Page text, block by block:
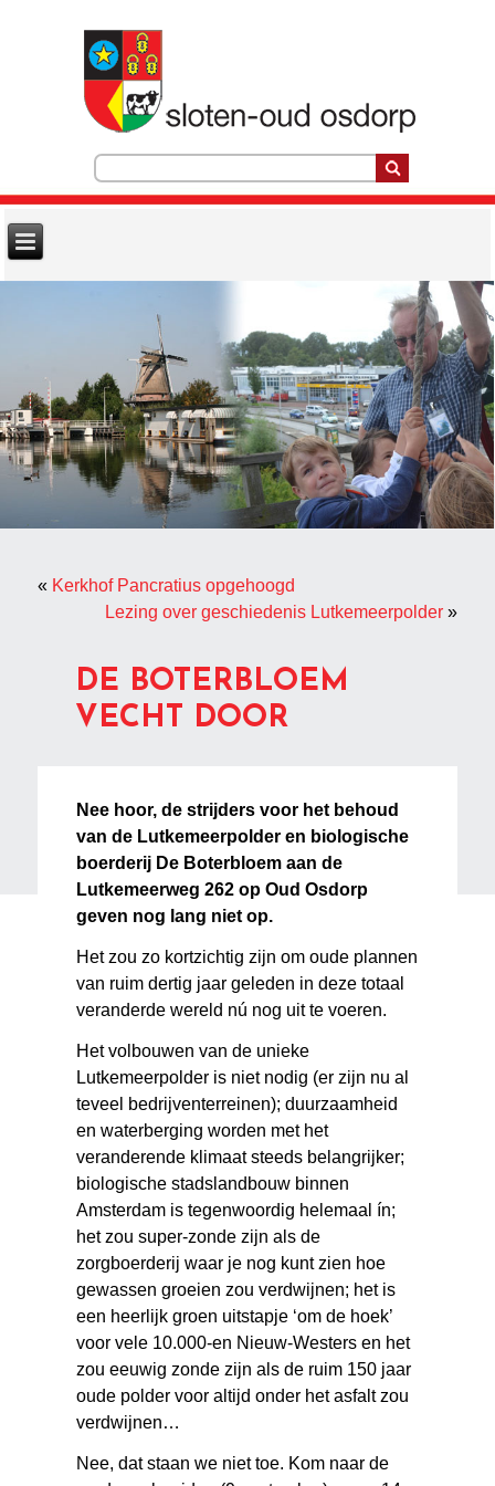
« Kerkhof Pancratius opgehoogd
Lezing over geschiedenis Lutkemeerpolder»
DE BOTERBLOEM
VECHT DOOR
Nee hoor, de strijders voor het behoud
van de Lutkemeerpolder en biologische
boerderij De Boterbloem aan de
Lutkemeerweg 262 op Oud Osdorp
geven nog lang niet op.
Het zou zo kortzichtig zijn om oude plannen
van ruim dertig jaar geleden in deze totaal
veranderde wereld nú nog uit te voeren.
Het volbouwen van de unieke
Lutkemeerpolder is niet nodig (er zijn nu al
teveel bedrijventerreinen); duurzaamheid
en waterberging worden met het
veranderende klimaat steeds belangrijker;
biologische stadslandbouw binnen
Amsterdam is tegenwoordig helemaal ín;
het zou super-zonde zijn als de
zorgboerderij waar je nog kunt zien hoe
gewassen groeien zou verdwijnen; het is
een heerlijk groen uitstapje ‘om de hoek’
voor vele 10.000-en Nieuw-Westers en het
zou eeuwig zonde zijn als de ruim 150 jaar
oude polder voor altijd onder het asfalt zou
verdwijnen…
Nee, dat staan we niet toe. Kom naar de